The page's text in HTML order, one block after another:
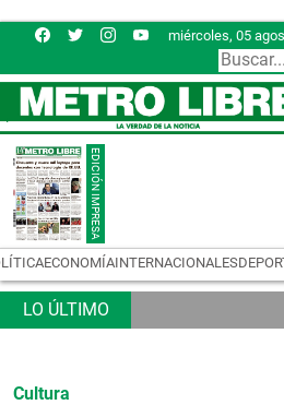
miércoles, 05
ECONOMÍAINTERNACIONALES
Cultura